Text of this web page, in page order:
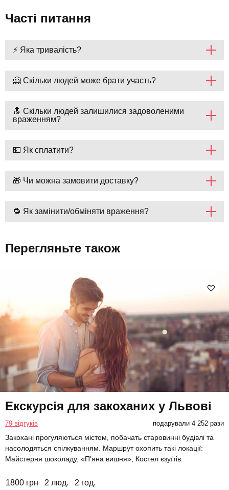
Часті питання
⚡ Яка тривалість?
🤗 Скільки людей може брати участь?
🔝 Скільки людей залишилися задоволеними
враженням?
💵 Як сплатити?
🎁 Чи можна замовити доставку?
🔁 Як замінити/обміняти враження?
Перегляньте також
Екскурсія для закоханих у Львові
79 відгуків подарували 4 252 рази
Закохані прогуляються містом, побачать старовинні будівлі та
насолодяться спілкуванням. Маршрут охопить такі локації:
Майстерня шоколаду, «П'яна вишня», Костел єзуїтів.
1800 грн 2 люд. 2 год.